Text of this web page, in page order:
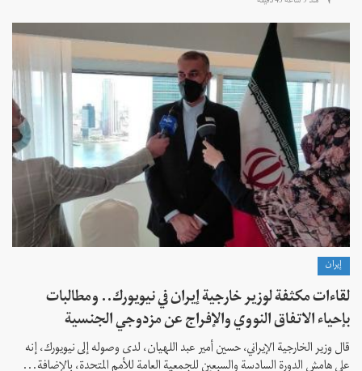
إيران
لقاءات مكثفة لوزير خارجية إيران في نيويورك.. ومطالبات
بإحياء الاتفاق النووي والإفراج عن مزدوجي الجنسية
قال وزير الخارجية الإيراني، حسين أمير عبد اللهيان، لدى وصوله إلى نيويورك، إنه